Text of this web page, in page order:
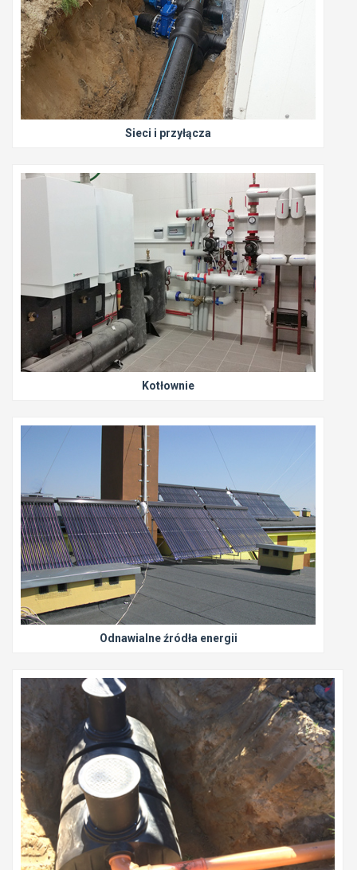
Sieci i przyłącza
Kotłownie
Odnawialne źródła energii